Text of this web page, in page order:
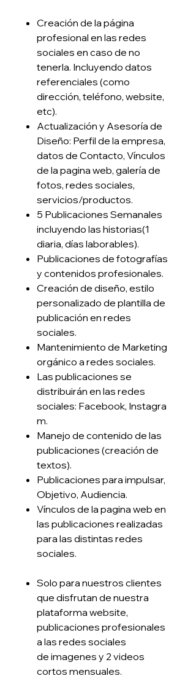
Creación de la página
profesional en las redes
sociales en caso de no
tenerla. Incluyendo datos
referenciales (como
dirección, teléfono, website,
etc).
Actualización y Asesoría de
Diseño: Perfil de la empresa,
datos de Contacto, Vínculos
de la pagina web, galería de
fotos, redes sociales,
servicios/productos.
5 Publicaciones Semanales
incluyendo las historias(1
diaria, días laborables).
Publicaciones de fotografías
y contenidos profesionales.
Creación de diseño, estilo
personalizado de plantilla de
publicación en redes
sociales.
Mantenimiento de Marketing
orgánico a redes sociales.
Las publicaciones se
distribuirán en las redes
sociales: Facebook, Instagra
m.
Manejo de contenido de las
publicaciones (creación de
textos).
Publicaciones para impulsar,
Objetivo, Audiencia.
Vínculos de la pagina web en
las publicaciones realizadas
para las distintas redes
sociales.
Solo para nuestros clientes
que disfrutan de nuestra
plataforma website,
publicaciones profesionales
a las redes sociales
de imagenes y 2 videos
cortos mensuales.